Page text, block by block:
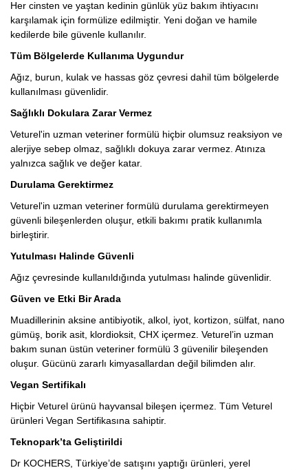
Her cinsten ve yaştan kedinin günlük yüz bakım ihtiyacını
karşılamak için formülize edilmiştir. Yeni doğan ve hamile
kedilerde bile güvenle kullanılır.
Tüm Bölgelerde Kullanıma Uygundur
Ağız, burun, kulak ve hassas göz çevresi dahil tüm bölgelerde
kullanılması güvenlidir.
Sağlıklı Dokulara Zarar Vermez
Veturel'in uzman veteriner formülü hiçbir olumsuz reaksiyon ve
alerjiye sebep olmaz, sağlıklı dokuya zarar vermez. Atınıza
yalnızca sağlık ve değer katar.
Durulama Gerektirmez
Veturel'in uzman veteriner formülü durulama gerektirmeyen
güvenli bileşenlerden oluşur, etkili bakımı pratik kullanımla
birleştirir.
Yutulması Halinde Güvenli
Ağız çevresinde kullanıldığında yutulması halinde güvenlidir.
Güven ve Etki Bir Arada
Muadillerinin aksine antibiyotik, alkol, iyot, kortizon, sülfat, nano
gümüş, borik asit, klordioksit, CHX içermez. Veturel’in uzman
bakım sunan üstün veteriner formülü 3 güvenilir bileşenden
oluşur. Gücünü zararlı kimyasallardan değil bilimden alır.
Vegan Sertifikalı
Hiçbir Veturel ürünü hayvansal bileşen içermez. Tüm Veturel
ürünleri Vegan Sertifikasına sahiptir.
Teknopark’ta Geliştirildi
Dr KOCHERS, Türkiye’de satışını yaptığı ürünleri, yerel